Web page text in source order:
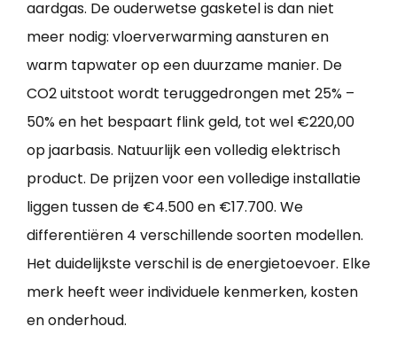
aardgas. De ouderwetse gasketel is dan niet
meer nodig: vloerverwarming aansturen en
warm tapwater op een duurzame manier. De
CO2 uitstoot wordt teruggedrongen met 25% –
50% en het bespaart flink geld, tot wel €220,00
op jaarbasis. Natuurlijk een volledig elektrisch
product. De prijzen voor een volledige installatie
liggen tussen de €4.500 en €17.700. We
differentiëren 4 verschillende soorten modellen.
Het duidelijkste verschil is de energietoevoer. Elke
merk heeft weer individuele kenmerken, kosten
en onderhoud.